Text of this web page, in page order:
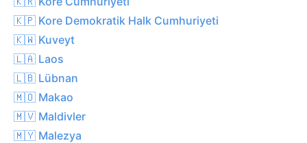
🇰🇵 Kore Demokratik Halk Cumhuriyeti
🇰🇼 Kuveyt
🇱🇦 Laos
🇱🇧 Lübnan
🇲🇴 Makao
🇲🇻 Maldivler
🇲🇾 Malezya